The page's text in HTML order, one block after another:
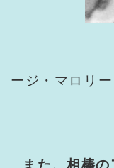
ージ・マロリー